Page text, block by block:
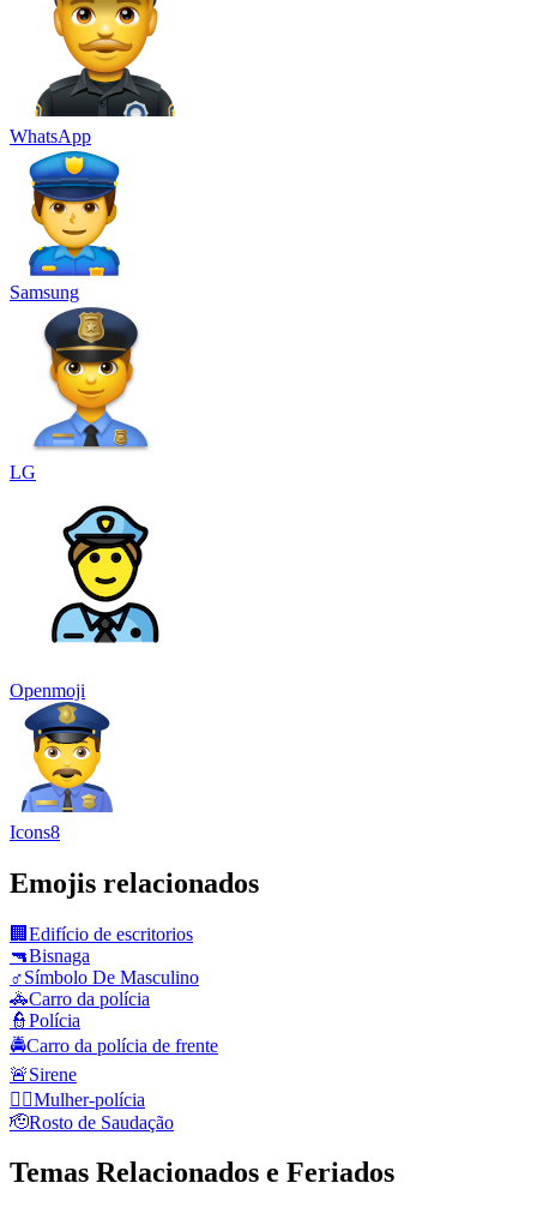
WhatsApp
Samsung
LG
Openmoji
Icons8
Emojis relacionados
🏢 Edifício de escritorios
🔫Bisnaga
♂️Símbolo De Masculino
🚓Carro da polícia
👮Polícia
🚔Carro da polícia de frente
🚨Sirene
👮‍♀️Mulher‑polícia
🫡Rosto de Saudação
Temas Relacionados e Feriados